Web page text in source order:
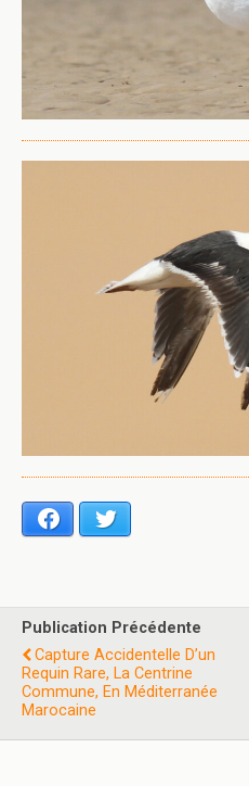
Facebook
Publication Précédente
Capture Accidentelle D’un
Requin Rare, La Centrine
Commune, En Méditerranée
Marocaine